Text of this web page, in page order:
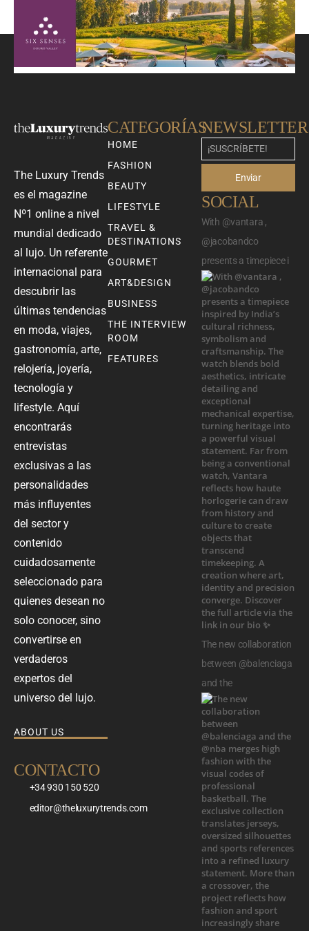
The Luxury Trends
es el magazine
Nº1 online a nivel
mundial dedicado
al lujo. Un referente
internacional para
descubrir las
últimas tendencias
en moda, viajes,
gastronomía, arte,
relojería, joyería,
tecnología y
lifestyle. Aquí
encontrarás
entrevistas
exclusivas a las
personalidades
más influyentes
del sector y
contenido
cuidadosamente
seleccionado para
quienes desean no
solo conocer, sino
convertirse en
verdaderos
expertos del
universo del lujo.
ABOUT US
CONTACTO
+34 930 150 520
editor@theluxurytrends.com
CATEGORÍAS
HOME
FASHION
BEAUTY
LIFESTYLE
TRAVEL &
DESTINATIONS
GOURMET
ART&DESIGN
BUSINESS
THE INTERVIEW
ROOM
FEATURES
NEWSLETTER
Enviar
SOCIAL
With @vantara ,
@jacobandco
presents a timepiece i
The new collaboration
between @balenciaga
and the